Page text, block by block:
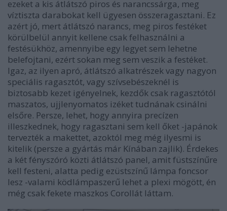
ezeket a kis átlátszó piros és narancssárga, meg
víztiszta darabokat kell ügyesen összeragasztani. Ez
azért jó, mert átlátszó narancs, meg piros festéket
körülbelül annyit kellene csak felhasználni a
festésükhöz, amennyibe egy legyet sem lehetne
belefojtani, ezért sokan meg sem veszik a festéket.
Igaz, az ilyen apró, átlátszó alkatrészek vagy nagyon
speciális ragasztót, vagy szívsebészeknél is
biztosabb kezet igényelnek, kezdők csak ragasztótól
maszatos, ujjlenyomatos izéket tudnának csinálni
elsőre. Persze, lehet, hogy annyira precízen
illeszkednek, hogy ragasztani sem kell őket -japánok
tervezték a makettet, azoktól meg még ilyesmi is
kitelik (persze a gyártás már Kínában zajlik). Érdekes
a két fényszóró közti átlátszó panel, amit füstszínűre
kell festeni, alatta pedig ezüstszínű lámpa foncsor
lesz -valami ködlámpaszerű lehet a plexi mögött, én
még csak fekete maszkos Corollát láttam.